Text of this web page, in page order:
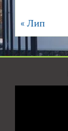
« Лип